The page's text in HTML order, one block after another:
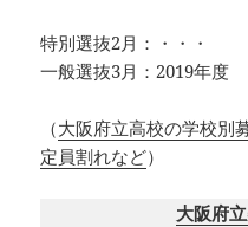
特別選抜2月：・・・
一般選抜3月：2019年度
（大阪府立高校の学校別
定員割れなど）
大阪府